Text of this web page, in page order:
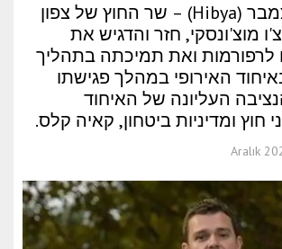
בריסל, 2 בדצמבר (Hibya) – שר החוץ של צפון
מוצ'ונסקי, חזר והדגיש את
לרפורמות ואת תמיכתה בתהליך
האירופי במהלך פגישתו
העליונה של האיחוד
חוץ ומדיניות ביטחון, קאיה קלס.